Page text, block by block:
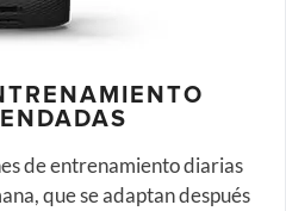
de entrenamiento diarias
que se adaptan después